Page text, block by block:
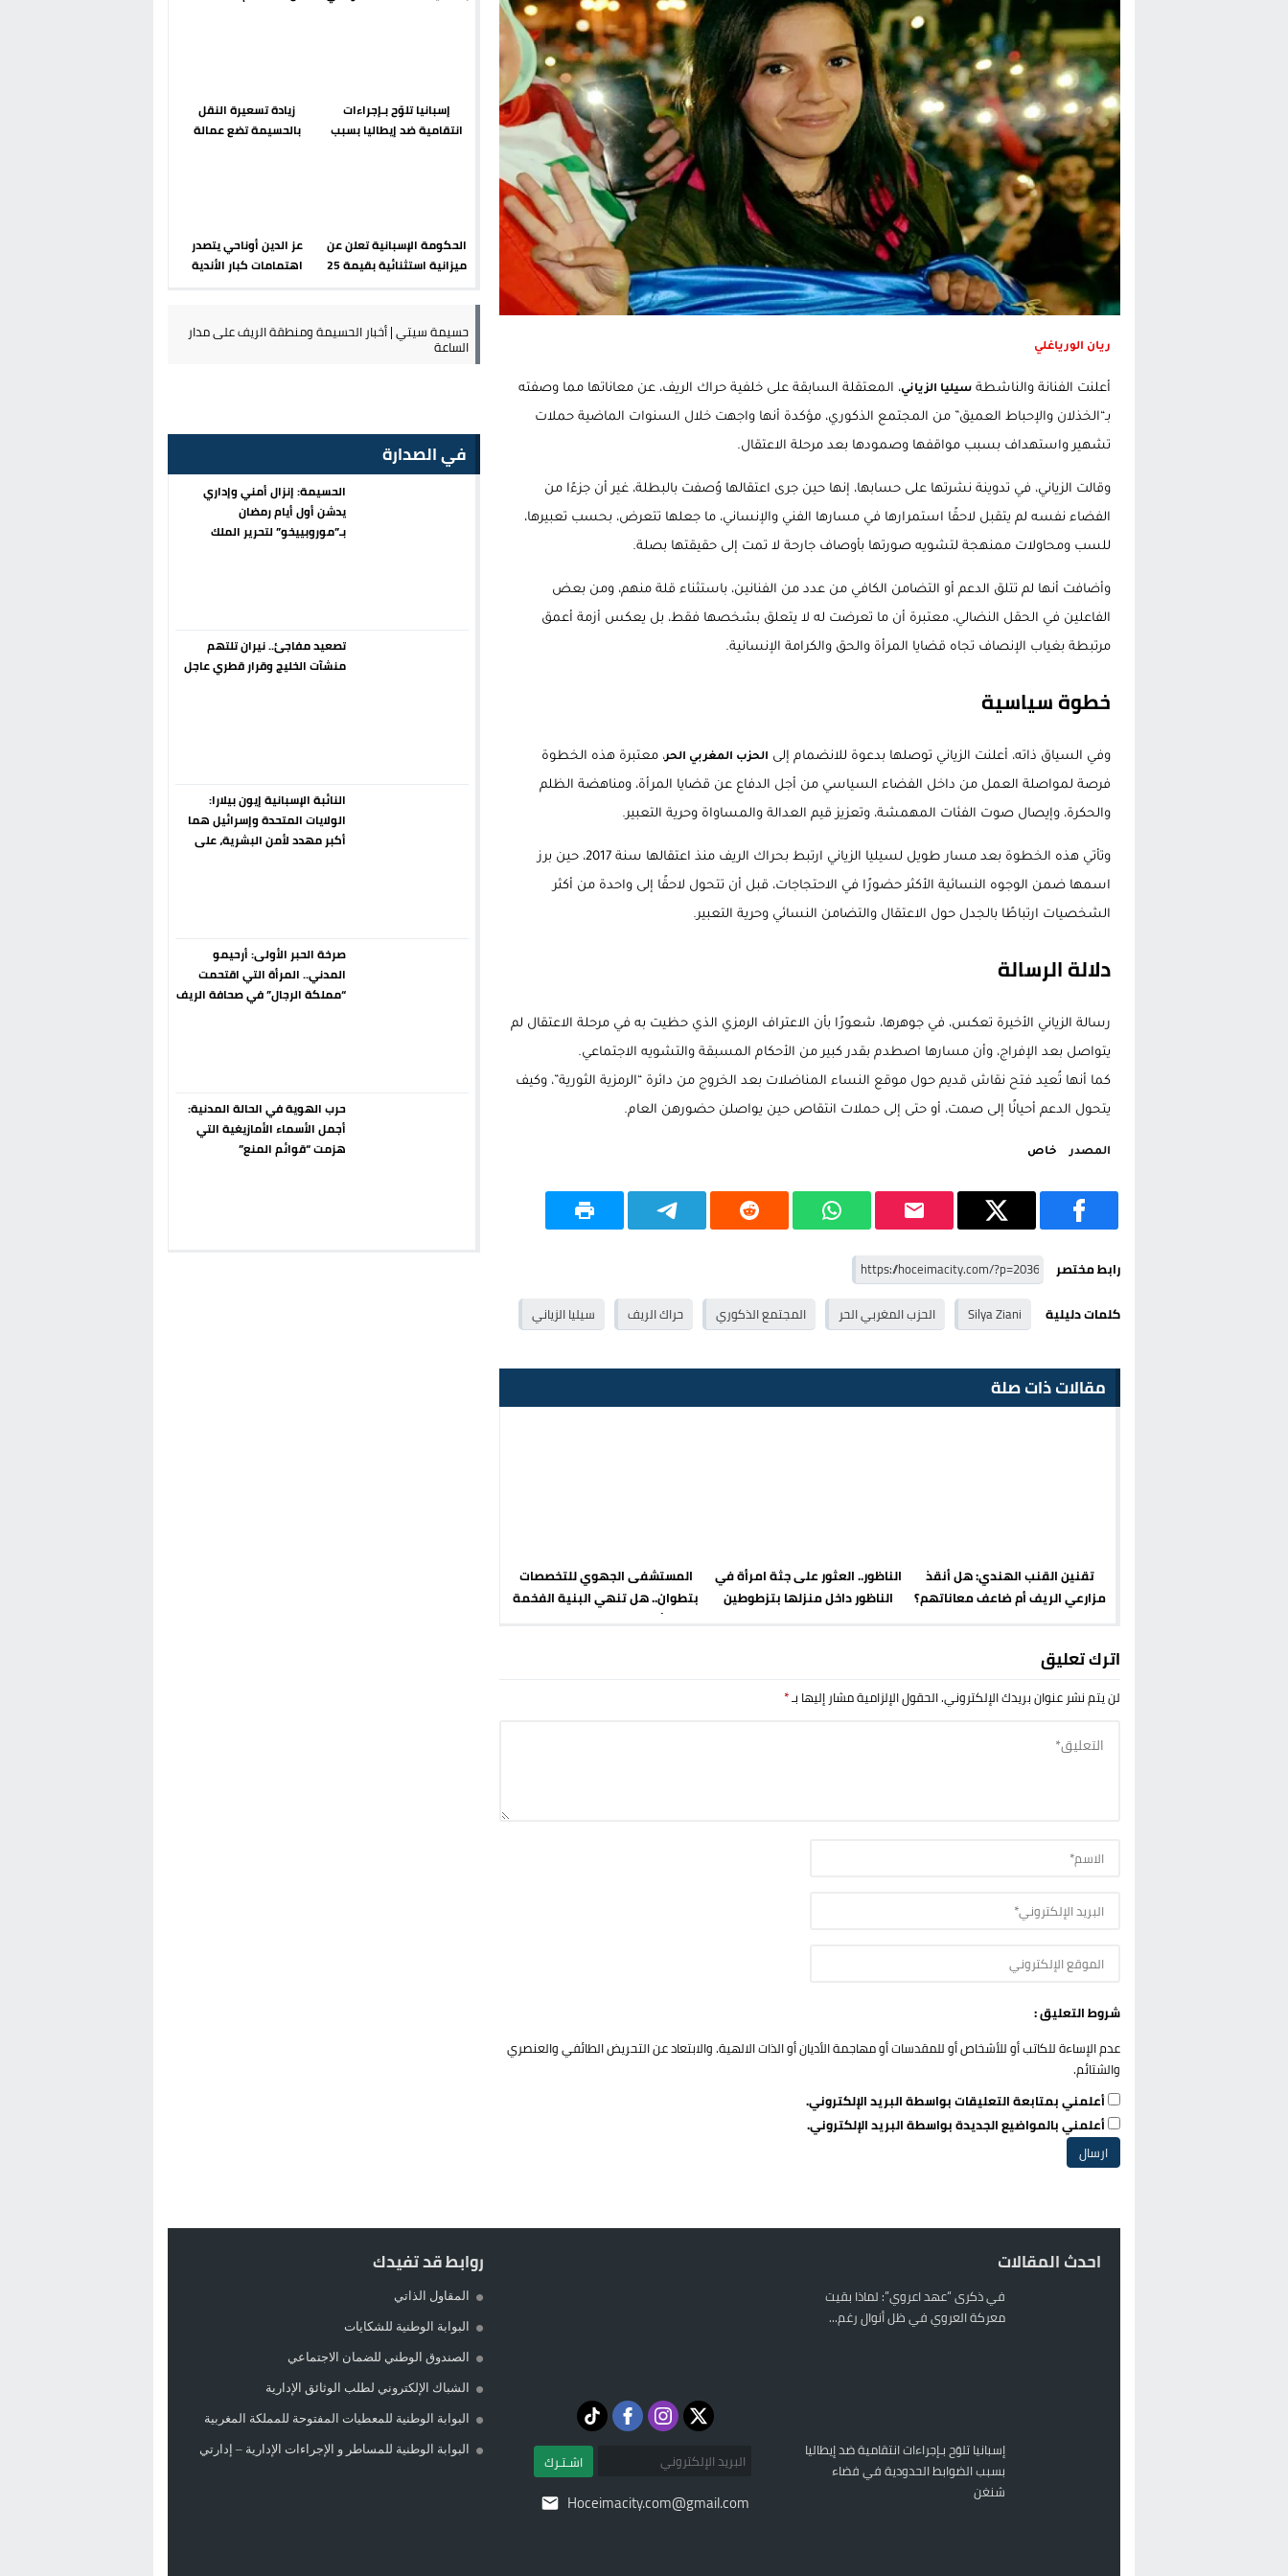
تغيير تاريخي بحزب الاستقلال بالحسيمة: محمد الحموداني يبدأ مرحلة ما بعد مضيان
اتفاق وشيك بين واشنطن وطهران لفتح مضيق هرمز يدفع أسعار النفط للتراجع
الحكومة الإسبانية تعلن عن ميزانية استثنائية بقيمة 25 مليون يورو لرعاية القاصرين في سبتة
قطاع نقل البضائع بالمغرب يلوح بإضراب وطني جراء ارتفاع أسعار الوقود
ريان الورياغلي
أعلنت الفنانة والناشطة سيليا الزياني، المعتقلة السابقة على خلفية حراك الريف، عن معاناتها مما وصفته
بـ“الخذلان والإحباط العميق” من المجتمع الذكوري، مؤكدة أنها واجهت خلال السنوات الماضية حملات
تشهير واستهداف بسبب مواقفها وصمودها بعد مرحلة الاعتقال.
وقالت الزياني، في تدوينة نشرتها على حسابها، إنها حين جرى اعتقالها وُصفت بالبطلة، غير أن جزءًا من
الفضاء نفسه لم يتقبل لاحقًا استمرارها في مسارها الفني والإنساني، ما جعلها تتعرض، بحسب تعبيرها،
للسب ومحاولات ممنهجة لتشويه صورتها بأوصاف جارحة لا تمت إلى حقيقتها بصلة.
وأضافت أنها لم تتلق الدعم أو التضامن الكافي من عدد من الفنانين، باستثناء قلة منهم، ومن بعض
الفاعلين في الحقل النضالي، معتبرة أن ما تعرضت له لا يتعلق بشخصها فقط، بل يعكس أزمة أعمق
مرتبطة بغياب الإنصاف تجاه قضايا المرأة والحق والكرامة الإنسانية.
خطوة سياسية
وفي السياق ذاته، أعلنت الزياني توصلها بدعوة للانضمام إلى الحزب المغربي الحر، معتبرة هذه الخطوة
فرصة لمواصلة العمل من داخل الفضاء السياسي من أجل الدفاع عن قضايا المرأة، ومناهضة الظلم
والحكرة، وإيصال صوت الفئات المهمشة، وتعزيز قيم العدالة والمساواة وحرية التعبير.
وتأتي هذه الخطوة بعد مسار طويل لسيليا الزياني ارتبط بحراك الريف منذ اعتقالها سنة 2017، حين برز
اسمها ضمن الوجوه النسائية الأكثر حضورًا في الاحتجاجات، قبل أن تتحول لاحقًا إلى واحدة من أكثر
الشخصيات ارتباطًا بالجدل حول الاعتقال والتضامن النسائي وحرية التعبير.
دلالة الرسالة
رسالة الزياني الأخيرة تعكس، في جوهرها، شعورًا بأن الاعتراف الرمزي الذي حظيت به في مرحلة الاعتقال لم
يتواصل بعد الإفراج، وأن مسارها اصطدم بقدر كبير من الأحكام المسبقة والتشويه الاجتماعي.
كما أنها تُعيد فتح نقاش قديم حول موقع النساء المناضلات بعد الخروج من دائرة “الرمزية الثورية”، وكيف
يتحول الدعم أحيانًا إلى صمت، أو حتى إلى حملات انتقاص حين يواصلن حضورهن العام.
المصدر خاص
رابط مختصر
كلمات دليلية
Silya Ziani الحزب المغربي الحر المجتمع الذكوري حراك الريف سيليا الزياني
مقالات ذات صلة
تقنين القنب الهندي: هل أنقذ
مزارعي الريف أم ضاعف معاناتهم؟
الناظور.. العثور على جثة امرأة في
الناظور داخل منزلها بتزطوطين
المستشفى الجهوي للتخصصات
بتطوان.. هل تنهي البنية الفخمة
أزمة الصحة بالشمال؟
اترك تعليق
لن يتم نشر عنوان بريدك الإلكتروني.الحقول الإلزامية مشار إليها بـ*
شروط التعليق :
عدم الإساءة للكاتب أو للأشخاص أو للمقدسات أو مهاجمة الأديان أو الذات الالهية. والابتعاد عن التحريض الطائفي والعنصري
والشتائم.
أعلمني بمتابعة التعليقات بواسطة البريد الإلكتروني.
أعلمني بالمواضيع الجديدة بواسطة البريد الإلكتروني.
إسبانيا تلوّح بـإجراءات
انتقامية ضد إيطاليا بسبب
زيادة تسعيرة النقل
بالحسيمة تضع عمالة
الحكومة الإسبانية تعلن عن
ميزانية استثنائية بقيمة 25
عز الدين أوناحي يتصدر
اهتمامات كبار الأندية
حسيمة سيتي | أخبار الحسيمة ومنطقة الريف على مدار
الساعة
في الصدارة
الحسيمة: إنزال أمني وإداري
يدشن أول أيام رمضان
بـ”موروبييخو” لتحرير الملك
تصعيد مفاجئ.. نيران تلتهم
منشآت الخليج وقرار قطري عاجل
النائبة الإسبانية إيون بيلارا:
الولايات المتحدة وإسرائيل هما
أكبر مهدد لأمن البشرية، على
صرخة الحبر الأولى: أرحيمو
المدني.. المرأة التي اقتحمت
“مملكة الرجال” في صحافة الريف
حرب الهوية في الحالة المدنية:
أجمل الأسماء الأمازيغية التي
هزمت “قوائم المنع”
احدث المقالات
في ذكرى “عهد اعروي”: لماذا بقيت
معركة العروي في ظل أنوال رغم...
إسبانيا تلوّح بـإجراءات انتقامية ضد إيطاليا
بسبب الضوابط الحدودية في فضاء
شنغن
اشـتـرك
Hoceimacity.com@gmail.com
روابط قد تفيدك
المقاول الذاتي
البوابة الوطنية للشكايات
الصندوق الوطني للضمان الاجتماعي
الشباك الإلكتروني لطلب الوثائق الإدارية
البوابة الوطنية للمعطيات المفتوحة للمملكة المغربية
البوابة الوطنية للمساطر و الإجراءات الإدارية – إدارتي